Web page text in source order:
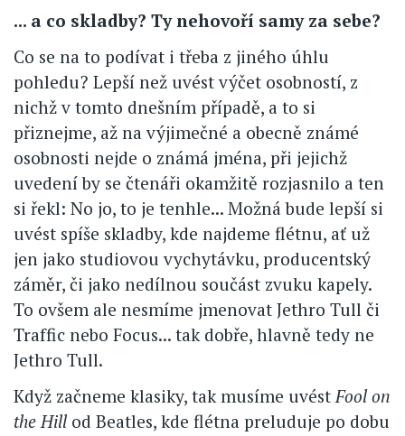
... a co skladby? Ty nehovoří samy za sebe?
Co se na to podívat i třeba z jiného úhlu
pohledu? Lepší než uvést výčet osobností, z
nichž v tomto dnešním případě, a to si
přiznejme, až na výjimečné a obecně známé
osobnosti nejde o známá jména, při jejichž
uvedení by se čtenáři okamžitě rozjasnilo a ten
si řekl: No jo, to je tenhle... Možná bude lepší si
uvést spíše skladby, kde najdeme flétnu, ať už
jen jako studiovou vychytávku, producentský
záměr, či jako nedílnou součást zvuku kapely.
To ovšem ale nesmíme jmenovat Jethro Tull či
Traffic nebo Focus... tak dobře, hlavně tedy ne
Jethro Tull.
Když začneme klasiky, tak musíme uvéstFool on
the Hill od Beatles, kde flétna preluduje po dobu